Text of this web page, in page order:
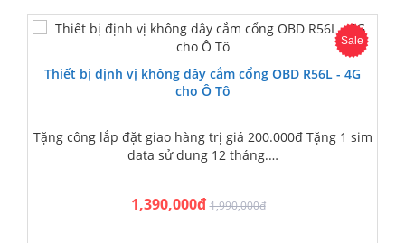
Sale
Thiết bị định vị không dây cắm cổng OBD R56L - 4G
cho Ô Tô
Tặng công lắp đặt giao hàng trị giá 200.000đ Tặng 1 sim
data sử dung 12 tháng.…
1,390,000đ 1,990,000đ